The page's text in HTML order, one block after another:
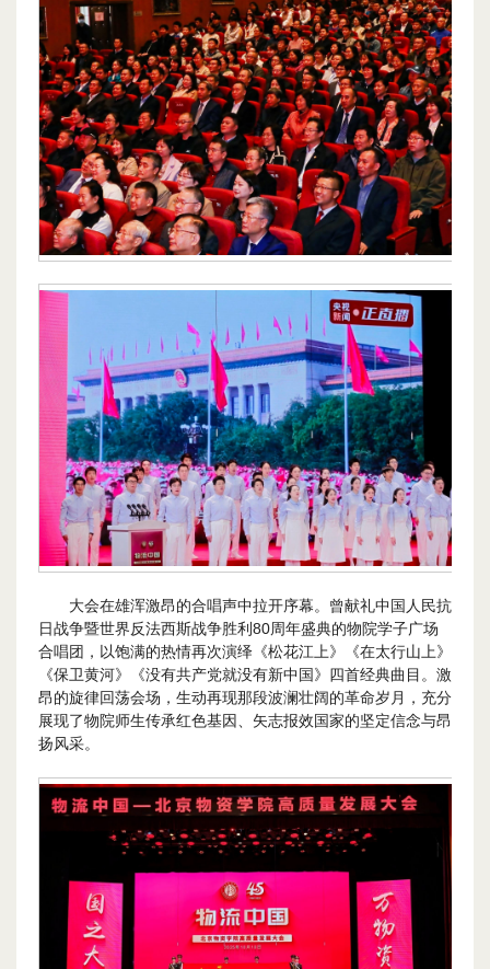
大会在雄浑激昂的合唱声中拉开序幕。曾献礼中国人民抗
日战争暨世界反法西斯战争胜利80周年盛典的物院学子广场
合唱团，以饱满的热情再次演绎《松花江上》《在太行山上》
《保卫黄河》《没有共产党就没有新中国》四首经典曲目。激
昂的旋律回荡会场，生动再现那段波澜壮阔的革命岁月，充分
展现了物院师生传承红色基因、矢志报效国家的坚定信念与昂
扬风采。